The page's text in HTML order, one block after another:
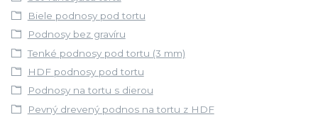
Biele podnosy pod tortu
Podnosy bez gravíru
Tenké podnosy pod tortu (3 mm)
HDF podnosy pod tortu
Podnosy na tortu s dierou
Pevný drevený podnos na tortu z HDF